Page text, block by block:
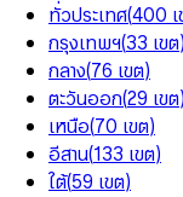
ทั่วประเทศ(400
กรุงเทพฯ(33 เขต)
กลาง(76 เขต)
ตะวันออก(29 เขต)
เหนือ(70 เขต)
อีสาน(133 เขต)
ใต้(59 เขต)